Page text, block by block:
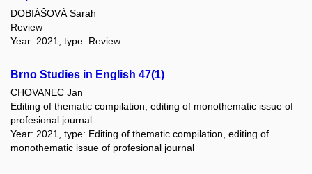
DOBIÁŠOVÁ Sarah
Review
Year: 2021, type: Review
Brno Studies in English 47(1)
CHOVANEC Jan
Editing of thematic compilation, editing of monothematic issue of
profesional journal
Year: 2021, type: Editing of thematic compilation, editing of
monothematic issue of profesional journal